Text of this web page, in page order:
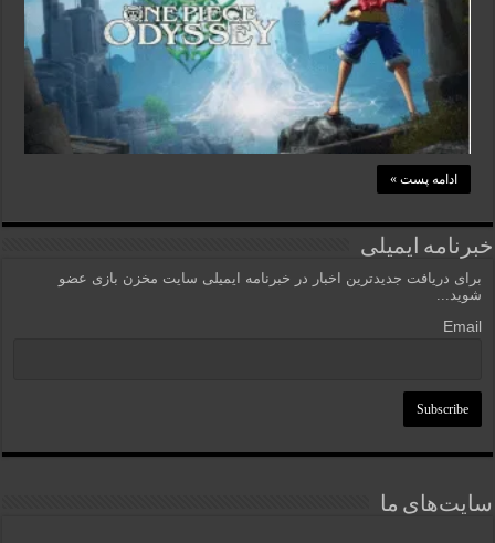
ادامه پست »
خبرنامه ایمیلی
برای دریافت جدیدترین اخبار در خبرنامه ایمیلی سایت مخزن بازی عضو
شوید...
Email
سایت‌های ما